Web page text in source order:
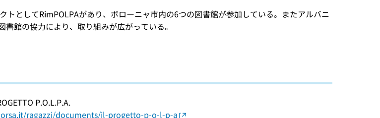
トとしてRimPOLPAがあり、ボローニャ市内の6つの図書館が参加している。またアルバニ
館の協力により、取り組みが広がっている。
P.O.L.P.A.
ragazzi/documents/il-progetto-p-o-l-p-a